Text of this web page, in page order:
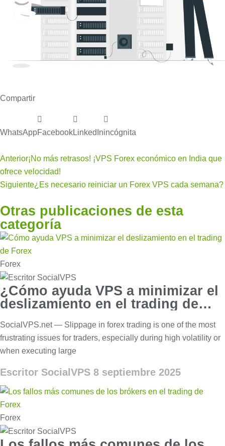
Compartir
WhatsAppFacebookLinkedInincógnita
Anterior¡No más retrasos! ¡VPS Forex económico en India que
ofrece velocidad!
Siguiente¿Es necesario reiniciar un Forex VPS cada semana?
Otras publicaciones de esta
categoría
Forex
¿Cómo ayuda VPS a minimizar el
deslizamiento en el trading de
SocialVPS.net — Slippage in forex trading is one of the most
frustrating issues for traders, especially during high volatility or
when executing large
Escritor SocialVPS 8 septiembre 2025
Forex